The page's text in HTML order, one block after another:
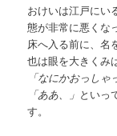
おけいは江戸にい
態が非常に悪くな
床へ入る前に、名
也は眼を大きくみ
「なにかおっしゃ
「ああ、」 といっ
す。